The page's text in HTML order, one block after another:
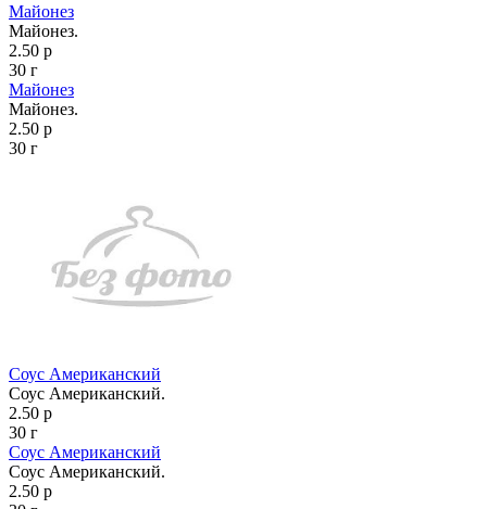
Майонез
Майонез.
2.50 р
30 г
Майонез
Майонез.
2.50 р
30 г
Соус Американский
Соус Американский.
2.50 р
30 г
Соус Американский
Соус Американский.
2.50 р